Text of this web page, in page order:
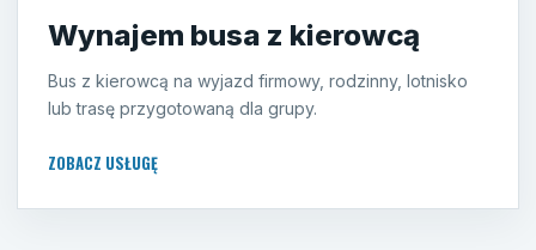
Wynajem busa z kierowcą
Bus z kierowcą na wyjazd firmowy, rodzinny, lotnisko
lub trasę przygotowaną dla grupy.
ZOBACZ USŁUGĘ